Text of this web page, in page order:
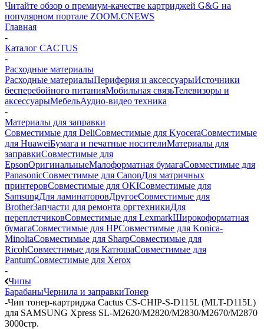
Читайте обзор о премиум-качестве картриджей G&G на
популярном портале ZOOM.CNEWS
Главная
-
Каталог CACTUS
-
Расходные материалы
Расходные материалыПериферия и аксессуарыИсточники
бесперебойного питанияМобильная связьТелевизоры и
аксессуарыМебельАудио-видео техника
-
Материалы для заправки
Совместимые для DeliСовместимые для KyoceraСовместимые
для HuaweiБумага и печатные носителиМатериалы для
заправкиСовместимые для
EpsonОригинальныеМалоформатная бумагаСовместимые для
PanasonicСовместимые для CanonДля матричных
принтеровСовместимые для OKIСовместимые для
SamsungДля ламинаторовДругоеСовместимые для
BrotherЗапчасти для ремонта оргтехникиДля
переплетчиковСовместимые для LexmarkШирокоформатная
бумагаСовместимые для HPСовместимые для Konica-
MinoltaСовместимые для SharpСовместимые для
RicohСовместимые для КатюшаСовместимые для
PantumСовместимые для Xerox
-
Чипы
БарабаныЧернила и заправкиТонер
-Чип тонер-картриджа Cactus CS-CHIP-S-D115L (MLT-D115L)
для SAMSUNG Xpress SL-M2620/M2820/M2830/M2670/M2870
3000стр.